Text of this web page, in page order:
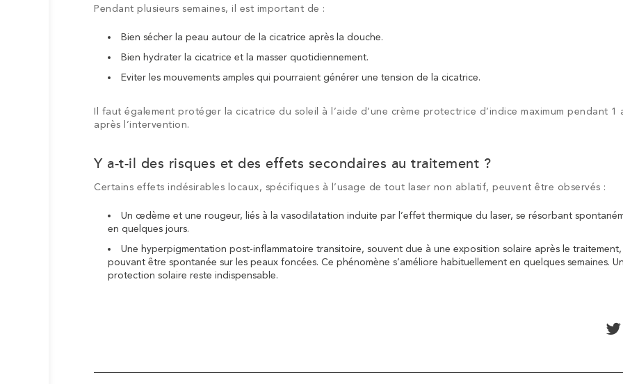
Pendant plusieurs semaines, il est important de :
Bien sécher la peau autour de la cicatrice après la douche.
Bien hydrater la cicatrice et la masser quotidiennement.
Eviter les mouvements amples qui pourraient générer une tension de la cicatrice.
Il faut également protéger la cicatrice du soleil à l’aide d’une crème protectrice d’indice maximum pendant 1
après l’intervention.
Y a-t-il des risques et des effets secondaires au traitement ?
Certains effets indésirables locaux, spécifiques à l’usage de tout laser non ablatif, peuvent être observés :
Un œdème et une rougeur, liés à la vasodilatation induite par l’effet thermique du laser, se résorbant
en quelques jours.
Une hyperpigmentation post-inflammatoire transitoire, souvent due à une exposition solaire après le
pouvant être spontanée sur les peaux foncées. Ce phénomène s’améliore habituellement en quelques semaines.
protection solaire reste indispensable.